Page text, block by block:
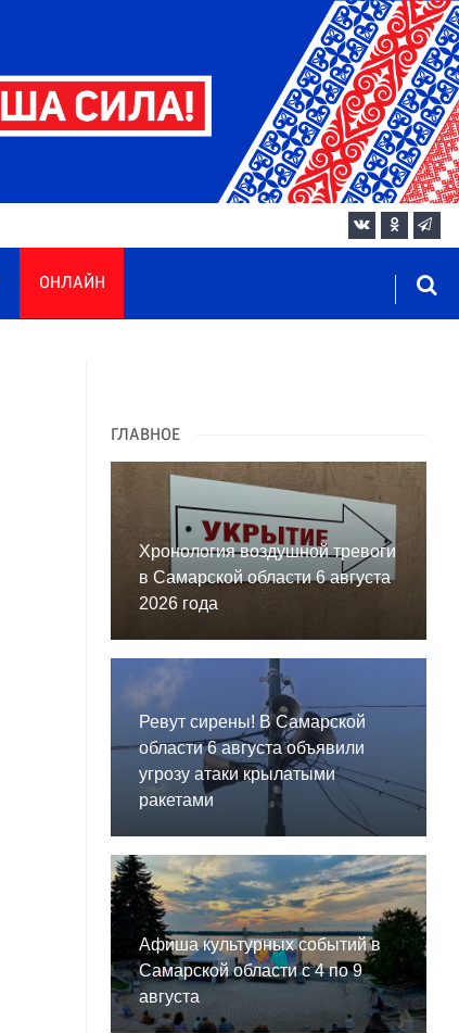
ОНЛАЙН
ГЛАВНОЕ
Хронология воздушной тревоги
в Самарской области 6 августа
2026 года
Ревут сирены! В Самарской
области 6 августа объявили
угрозу атаки крылатыми
ракетами
Афиша культурных событий в
Самарской области с 4 по 9
августа